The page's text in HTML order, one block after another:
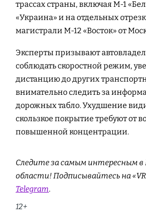
трассах страны, включая М-1
«Украина» и на отдельных
магистрали М-12 «Восток» от
Эксперты призывают
соблюдать скоростной режим,
дистанцию до других
внимательно следить за
дорожных табло. Ухудшение
скользкое покрытие требуют от
повышенной концентрации.
Следите за самым интересным в
области! Подписывайтесь на
Telegram.
12+